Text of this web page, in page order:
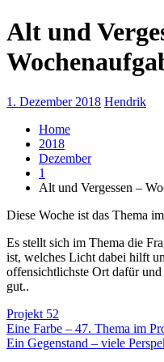
Alt und
1. Dezember 2018 Hendrik
Home
2018
Dezember
1
Alt und Vergessen –
Diese Woche ist das Thema im
Es stellt sich im Thema die
ist, welches Licht dabei hilft
offensichtlichste Ort dafür
gut..
Projekt 52
Beitragsnavigation
Eine Farbe – 47. Thema im
Ein Gegenstand – viele